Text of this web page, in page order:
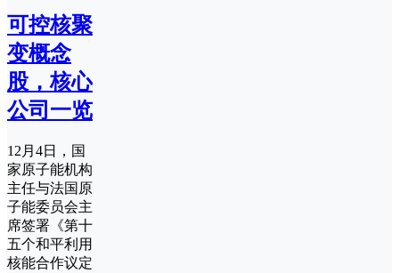
可控核聚
变概念
股，核心
公司一览
12月4日，国
家原子能机构
主任与法国原
子能委员会主
席签署《第十
五个和平利用
核能合作议定